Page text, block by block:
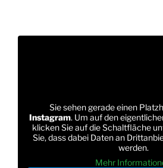
Sie sehen gerade einen
Instagram. Um auf den
klicken Sie auf die Schaltfläche
Sie, dass dabei Daten an
werden.
Mehr